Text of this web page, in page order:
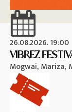
26.08.2026. 19:00
VIBREZ
Mogwai, Mariza,